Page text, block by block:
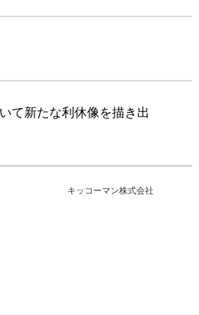
て新たな利休像を描き出
キッコーマン株式会社